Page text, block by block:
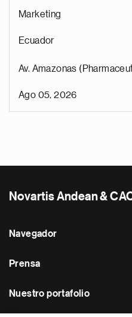
Marketing
Ecuador
Av. Amazonas
Ago 05, 2026
Novartis Andean &
Navegador
Prensa
Nuestro portafolio